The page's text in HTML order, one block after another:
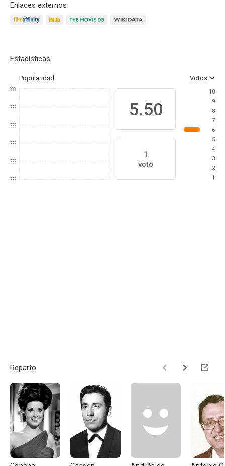
Enlaces externos
Estadísticas
Popularidad Votos
???
???
???
???
???
???
5.50
1
voto
10
9
8
7
6
5
4
3
2
1
Reparto